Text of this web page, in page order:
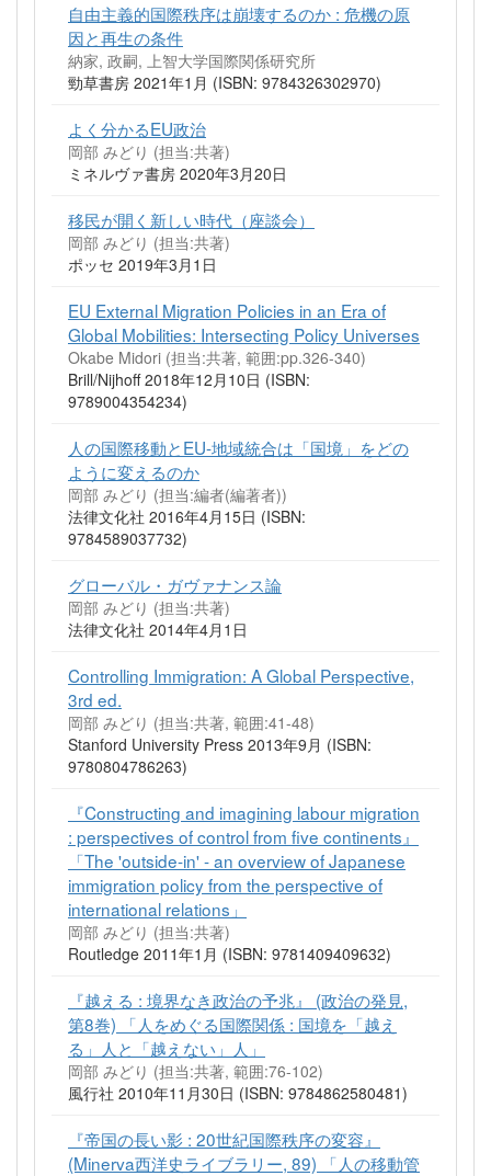
自由主義的国際秩序は崩壊するのか : 危機の原
因と再生の条件
納家, 政嗣, 上智大学国際関係研究所
勁草書房 2021年1月 (ISBN: 9784326302970)
よく分かるEU政治
岡部 みどり (担当:共著)
ミネルヴァ書房 2020年3月20日
移民が開く新しい時代（座談会）
岡部 みどり (担当:共著)
ポッセ 2019年3月1日
EU External Migration Policies in an Era of
Global Mobilities: Intersecting Policy Universes
Okabe Midori (担当:共著, 範囲:pp.326-340)
Brill/Nijhoff 2018年12月10日 (ISBN:
9789004354234)
人の国際移動とEU-地域統合は「国境」をどの
ように変えるのか
岡部 みどり (担当:編者(編著者))
法律文化社 2016年4月15日 (ISBN:
9784589037732)
グローバル・ガヴァナンス論
岡部 みどり (担当:共著)
法律文化社 2014年4月1日
Controlling Immigration: A Global Perspective,
3rd ed.
岡部 みどり (担当:共著, 範囲:41-48)
Stanford University Press 2013年9月 (ISBN:
9780804786263)
『Constructing and imagining labour migration
: perspectives of control from five continents』
「The 'outside-in' - an overview of Japanese
immigration policy from the perspective of
international relations」
岡部 みどり (担当:共著)
Routledge 2011年1月 (ISBN: 9781409409632)
『越える : 境界なき政治の予兆』 (政治の発見,
第8巻) 「人をめぐる国際関係 : 国境を「越え
る」人と「越えない」人」
岡部 みどり (担当:共著, 範囲:76-102)
風行社 2010年11月30日 (ISBN: 9784862580481)
『帝国の長い影 : 20世紀国際秩序の変容』
(Minerva西洋史ライブラリー, 89) 「人の移動管